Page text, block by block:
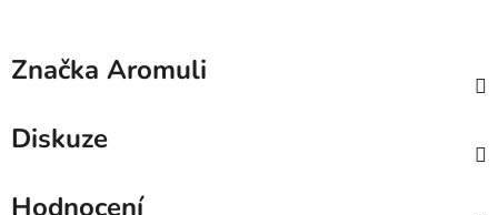
Značka Aromuli
Diskuze
Hodnocení